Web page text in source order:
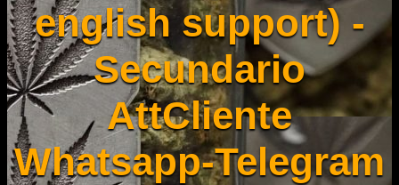
english support) -
Secundario
AttCliente
Whatsapp-Telegram